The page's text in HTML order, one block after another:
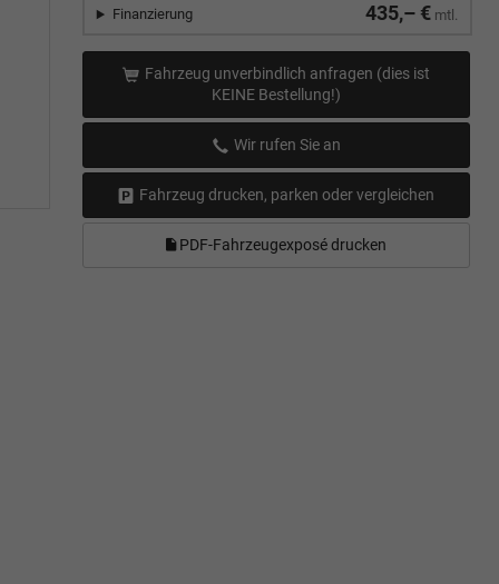
435,– € mtl.
Finanzierung
Fahrzeug unverbindlich anfragen (dies ist
KEINE Bestellung!)
Wir rufen Sie an
Fahrzeug drucken, parken oder vergleichen
PDF-Fahrzeugexposé drucken